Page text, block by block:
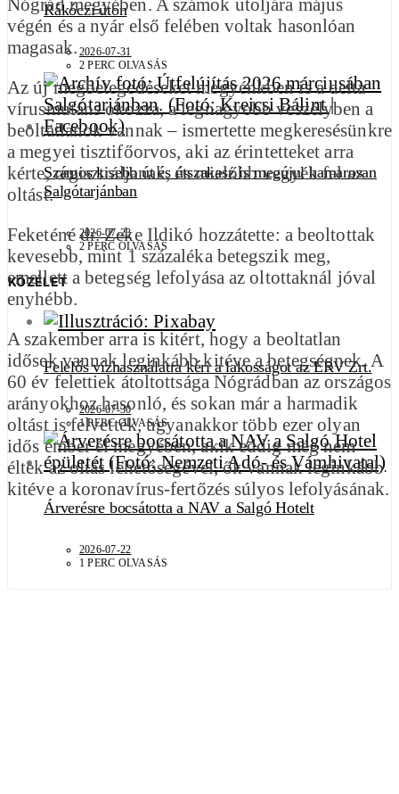
Rákóczi úton
2026-07-31
2 PERC OLVASÁS
Számos kisebb út és útszakasz is megújul hamarosan
Salgótarjánban
2026-07-23
2 PERC OLVASÁS
KÖZÉLET
Felelős vízhasználatra kéri a lakosságot az ÉRV Zrt.
2026-07-30
1 PERC OLVASÁS
Árverésre bocsátotta a NAV a Salgó Hotelt
2026-07-22
1 PERC OLVASÁS
Nógrád megyében. A számok utoljára május
végén és a nyár első felében voltak hasonlóan
magasak.
Az új megbetegedéseket megyénkben is a delta
vírusmutáns okozza, a legnagyobb veszélyben a
beoltatlanok vannak – ismertette megkeresésünkre
a megyei tisztifőorvos, aki az érintetteket arra
kérte, regisztráljanak, és mielőbb vegyék fel az
oltást.
Feketéné dr. Zeke Ildikó hozzátette: a beoltottak
kevesebb, mint 1 százaléka betegszik meg,
emellett a betegség lefolyása az oltottaknál jóval
enyhébb.
A szakember arra is kitért, hogy a beoltatlan
idősek vannak leginkább kitéve a betegségnek. A
60 év felettiek átoltottsága Nógrádban az országos
arányokhoz hasonló, és sokan már a harmadik
oltást is felvették, ugyanakkor több ezer olyan
idős ember él megyében, akik eddig még nem
éltek az oltás lehetőségével, ők vannak leginkább
kitéve a koronavírus-fertőzés súlyos lefolyásának.